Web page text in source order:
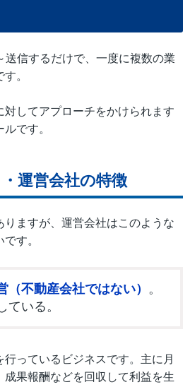
送信するだけで、一度に複数の業
。
してアプローチをかけられます
です。
運営会社の特徴
ますが、運営会社はこのような
す。
（不動産会社ではない） 。
ている。
っているビジネスです。主に月
果報酬などを回収して利益を生